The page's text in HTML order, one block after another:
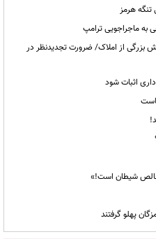
تنگه هرمز
به ماجراجویی ترامپ
بزرگی از املاک/ ضرورت تجدیدنظر در
اثبات شود
شیطان است!»